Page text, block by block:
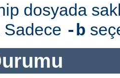
dosyada
Sadece -b